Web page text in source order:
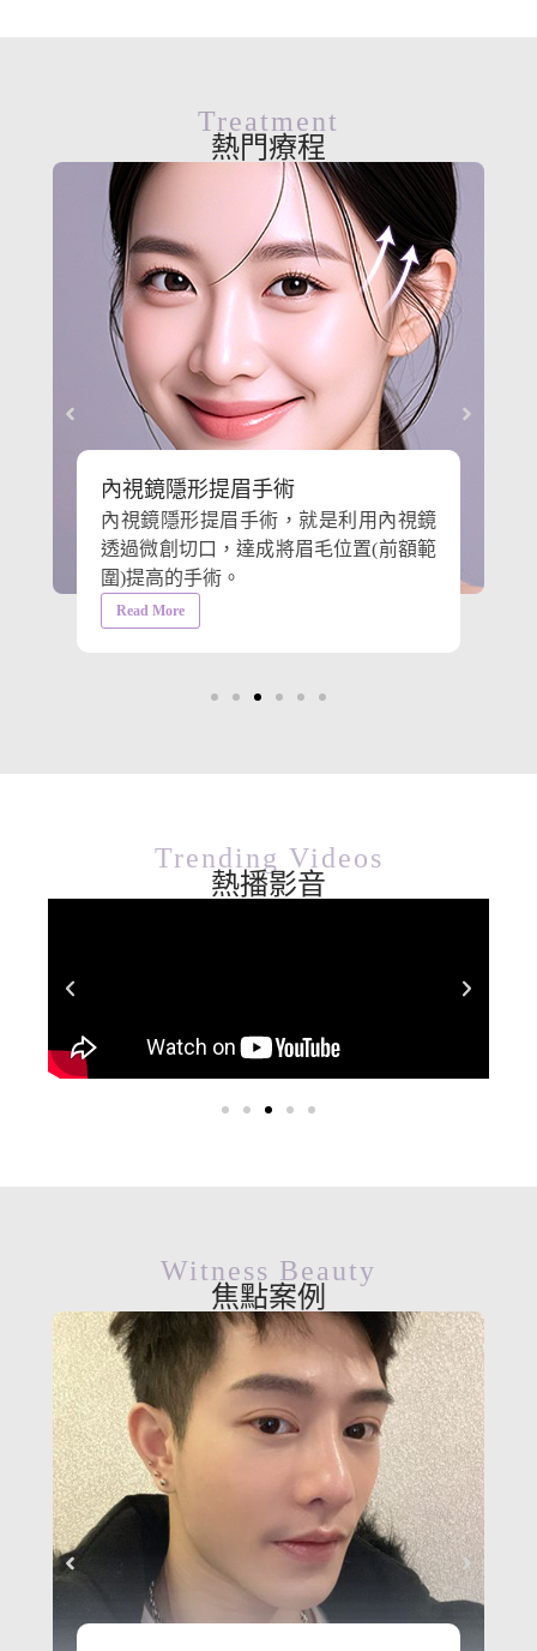
Treatment
熱門療程
內視鏡隱形提眉手術
內視鏡隱形提眉手術，就是利用內視鏡
透過微創切口，達成將眉毛位置(前額範
圍)提高的手術。
Read More
Trending Videos
熱播影音
Witness Beauty
焦點案例